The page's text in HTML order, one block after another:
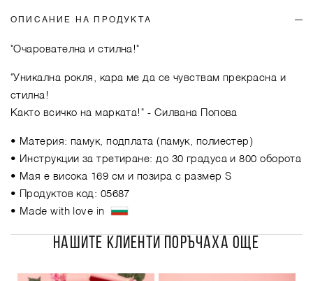
ОПИСАНИЕ НА ПРОДУКТА
"Очарователна и стилна!"
"Уникална рокля, кара ме да се чувствам прекрасна и
стилна!
Както всичко на марката!" - Силвана Попова
• Материя: памук, подплата (памук, полиестер)
• Инструкции за третиране: до 30 градуса и 800 оборота
• Мая е висока 169 см и позира с размер S
• Продуктов код: 05687
• Made with love in
НАШИТЕ КЛИЕНТИ ПОРЪЧАХА ОЩЕ